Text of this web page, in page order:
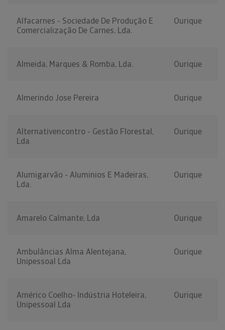
Alfacarnes - Sociedade De Produção E
Comercialização De Carnes, Lda.
Ourique
Almeida, Marques & Romba, Lda. Ourique
Almerindo Jose Pereira Ourique
Alternativencontro - Gestão Florestal,
Lda
Ourique
Alumigarvão - Aluminios E Madeiras,
Lda.
Ourique
Amarelo Calmante, Lda Ourique
Ambulâncias Alma Alentejana,
Unipessoal Lda
Ourique
Américo Coelho- Indústria Hoteleira,
Unipessoal Lda
Ourique